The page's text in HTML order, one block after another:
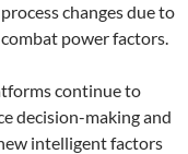
changes due to
power factors.
continue to
decision-making and
intelligent factors